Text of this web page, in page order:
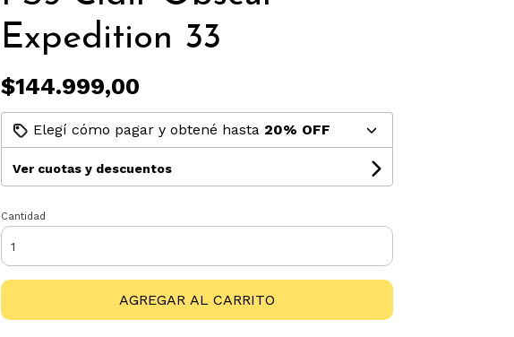
Expedition 33
$144.999,00
Elegí cómo pagar y obtené hasta 20% OFF
Ver cuotas y descuentos
Cantidad
AGREGAR AL CARRITO